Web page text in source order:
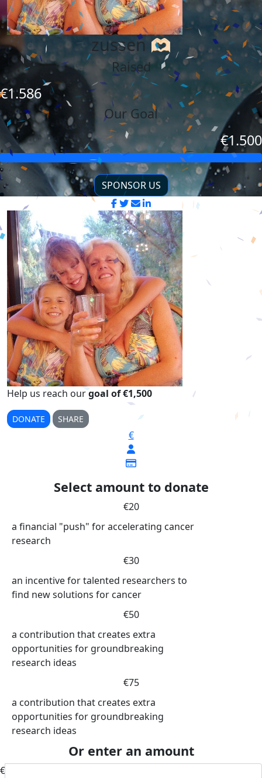
zussen 🫶🏻
Raised
€1.586
Our Goal
€1.500
SPONSOR US
Help us reach ourgoal of €1,500
DONATE SHARE
€
Select amount to donate
€20
a financial "push" for accelerating cancer
research
€30
an incentive for talented researchers to
find new solutions for cancer
€50
a contribution that creates extra
opportunities for groundbreaking
research ideas
€75
a contribution that creates extra
opportunities for groundbreaking
research ideas
Or enter an amount
€